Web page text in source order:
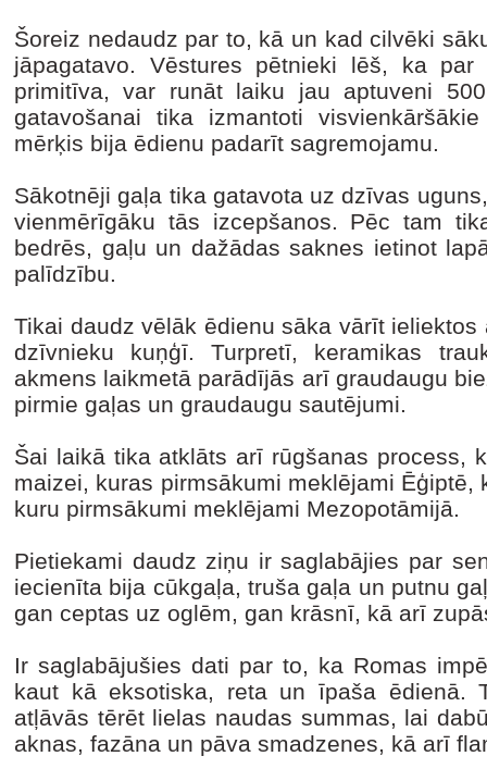
Šoreiz nedaudz par to, kā un kad cilvēki
jāpagatavo. Vēstures pētnieki lēš, ka
primitīva, var runāt laiku jau aptuveni
gatavošanai tika izmantoti
mērķis bija ēdienu padarīt sagremojamu.
Sākotnēji gaļa tika gatavota uz dzīvas
vienmērīgāku tās izcepšanos. Pēc tam
bedrēs, gaļu un dažādas saknes ietinot
palīdzību.
Tikai daudz vēlāk ēdienu sāka vārīt
dzīvnieku kuņģī. Turpretī, keramikas
akmens laikmetā parādījās arī graudaugu
pirmie gaļas un graudaugu sautējumi.
Šai laikā tika atklāts arī rūgšanas process,
maizei, kuras pirmsākumi meklējami
kuru pirmsākumi meklējami Mezopotāmijā.
Pietiekami daudz ziņu ir saglabājies par
iecienīta bija cūkgaļa, truša gaļa un putnu
gan ceptas uz oglēm, gan krāsnī, kā arī
Ir saglabājušies dati par to, ka Romas
kaut kā eksotiska, reta un īpaša ēdienā.
atļāvās tērēt lielas naudas summas, lai
aknas, fazāna un pāva smadzenes, kā arī